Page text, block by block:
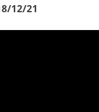
12/21